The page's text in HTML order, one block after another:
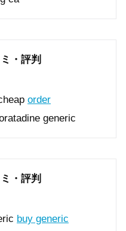
・評判
order
generic
・評判
buy generic